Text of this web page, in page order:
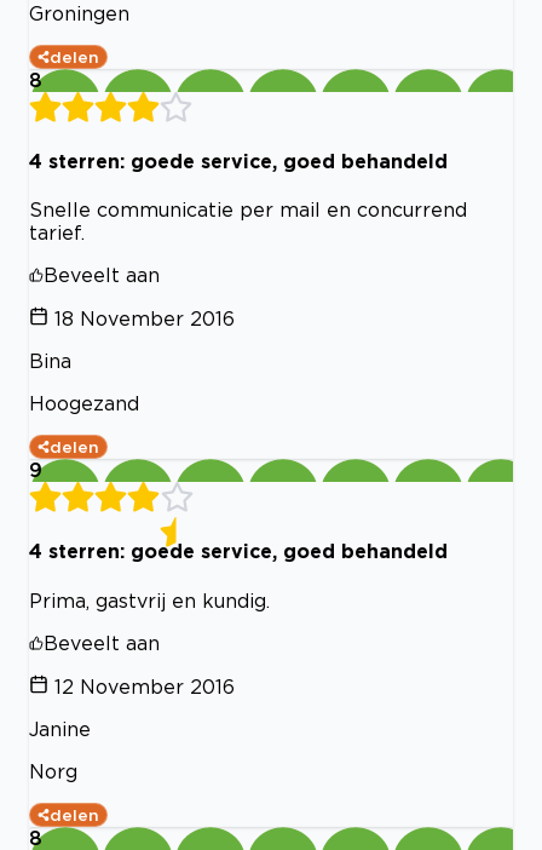
Groningen
delen
8
4 sterren: goede service, goed behandeld
Snelle communicatie per mail en concurrend
tarief.
Beveelt aan
18 November 2016
Bina
Hoogezand
delen
9
4 sterren: goede service, goed behandeld
Prima, gastvrij en kundig.
Beveelt aan
12 November 2016
Janine
Norg
delen
8